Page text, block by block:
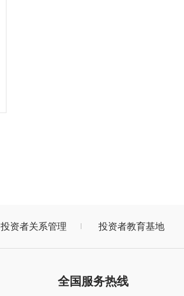
投资者关系管理 投资者教育基地
全国服务热线